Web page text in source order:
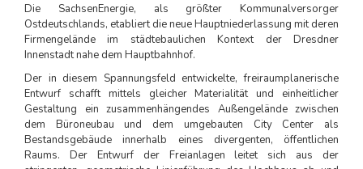
Die SachsenEnergie, als größter Kommunalversorger
Ostdeutschlands, etabliert die neue Hauptniederlassung mit deren
Firmengelände im städtebaulichen Kontext der Dresdner
Innenstadt nahe dem Hauptbahnhof.
Der in diesem Spannungsfeld entwickelte, freiraumplanerische
Entwurf schafft mittels gleicher Materialität und einheitlicher
Gestaltung ein zusammenhängendes Außengelände zwischen
dem Büroneubau und dem umgebauten City Center als
Bestandsgebäude innerhalb eines divergenten, öffentlichen
Raums. Der Entwurf der Freianlagen leitet sich aus der